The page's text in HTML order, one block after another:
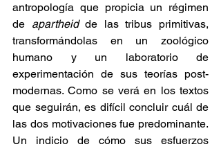
antropología que propicia un régimen
de apartheid de las tribus primitivas,
transformándolas en un zoológico
humano y un laboratorio de
experimentación de sus teorías post-
modernas. Como se verá en los textos
que seguirán, es difícil concluir cuál de
las dos motivaciones fue predominante.
Un indicio de cómo sus esfuerzos